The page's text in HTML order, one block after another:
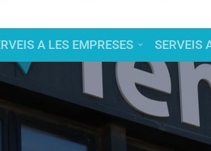
A LES EMPRESES SERVEIS